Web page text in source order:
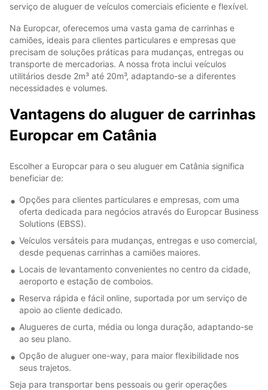
serviço de aluguer de veículos comerciais eficiente e flexível.
Na Europcar, oferecemos uma vasta gama de carrinhas e
camiões, ideais para clientes particulares e empresas que
precisam de soluções práticas para mudanças, entregas ou
transporte de mercadorias. A nossa frota inclui veículos
utilitários desde 2m³ até 20m³, adaptando-se a diferentes
necessidades e volumes.
Vantagens do aluguer de carrinhas
Europcar em Catânia
Escolher a Europcar para o seu aluguer em Catânia significa
beneficiar de:
Opções para clientes particulares e empresas, com uma
oferta dedicada para negócios através do Europcar Business
Solutions (EBSS).
Veículos versáteis para mudanças, entregas e uso comercial,
desde pequenas carrinhas a camiões maiores.
Locais de levantamento convenientes no centro da cidade,
aeroporto e estação de comboios.
Reserva rápida e fácil online, suportada por um serviço de
apoio ao cliente dedicado.
Alugueres de curta, média ou longa duração, adaptando-se
ao seu plano.
Opção de aluguer one-way, para maior flexibilidade nos
seus trajetos.
Seja para transportar bens pessoais ou gerir operações